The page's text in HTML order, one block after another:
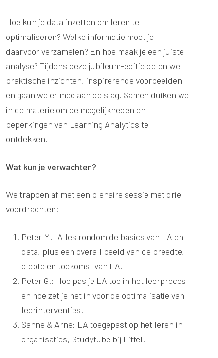
Hoe kun je data inzetten om leren te
optimaliseren? Welke informatie moet je
daarvoor verzamelen? En hoe maak je een juiste
analyse? Tijdens deze jubileum-editie delen we
praktische inzichten, inspirerende voorbeelden
en gaan we er mee aan de slag. Samen duiken we
in de materie om de mogelijkheden en
beperkingen van Learning Analytics te
ontdekken.
Wat kun je verwachten?
We trappen af met een plenaire sessie met drie
voordrachten:
Peter M.: Alles rondom de basics van LA en
data, plus een overall beeld van de breedte,
diepte en toekomst van LA.
Peter G.: Hoe pas je LA toe in het leerproces
en hoe zet je het in voor de optimalisatie van
leerinterventies.
Sanne & Arne: LA toegepast op het leren in
organisaties; Studytube bij Eiffel.